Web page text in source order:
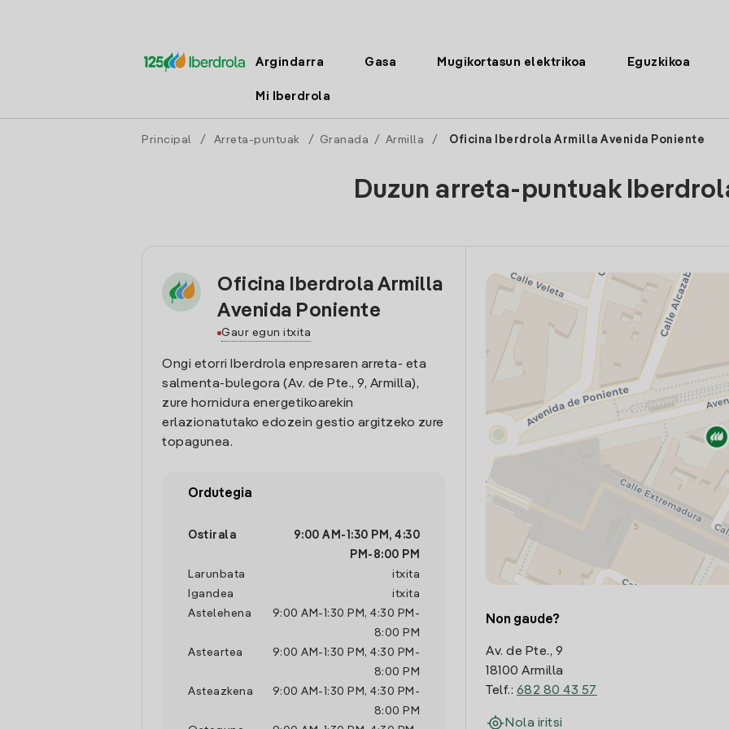
Argindarra Gasa Mugikortasun elektrikoa Eguzkikoa
Mi Iberdrola
Principal / Arreta-puntuak / Granada / Armilla / Oficina Iberdrola Armilla Avenida Poniente
Duzun arreta-puntuak
Oficina Iberdrola Armilla
Avenida Poniente
Gaur egun itxita
Ongi etorri Iberdrola enpresaren arreta- eta
salmenta-bulegora (Av. de Pte., 9, Armilla),
zure hornidura energetikoarekin
erlazionatutako edozein gestio argitzeko zure
topagunea.
Ordutegia
Ostirala 9:00 AM - 1:30 PM , 4:30
PM - 8:00 PM
Larunbata
itxita
Igandea
itxita
Astelehena
9:00 AM - 1:30 PM , 4:30 PM -
8:00 PM
Asteartea
9:00 AM - 1:30 PM , 4:30 PM -
8:00 PM
Asteazkena
9:00 AM - 1:30 PM , 4:30 PM -
8:00 PM
Non gaude?
Av. de Pte., 9
18100 Armilla
Telf.: 682 80 43 57
Nola iritsi